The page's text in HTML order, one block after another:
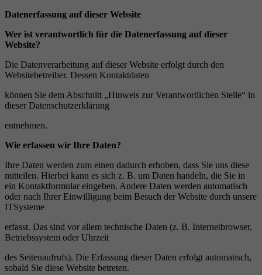
Datenerfassung auf dieser Website
Wer ist verantwortlich für die Datenerfassung auf dieser
Website?
Die Datenverarbeitung auf dieser Website erfolgt durch den
Websitebetreiber. Dessen Kontaktdaten
können Sie dem Abschnitt „Hinweis zur Verantwortlichen Stelle“ in
dieser Datenschutzerklärung
entnehmen.
Wie erfassen wir Ihre Daten?
Ihre Daten werden zum einen dadurch erhoben, dass Sie uns diese
mitteilen. Hierbei kann es sich z. B. um Daten handeln, die Sie in
ein Kontaktformular eingeben. Andere Daten werden automatisch
oder nach Ihrer Einwilligung beim Besuch der Website durch unsere
ITSysteme
erfasst. Das sind vor allem technische Daten (z. B. Internetbrowser,
Betriebssystem oder Uhrzeit
des Seitenaufrufs). Die Erfassung dieser Daten erfolgt automatisch,
sobald Sie diese Website betreten.